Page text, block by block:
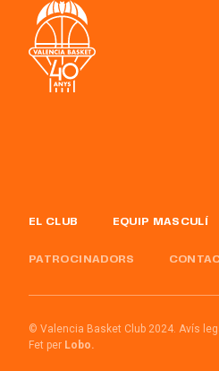
EL CLUB EQUIP MASCULÍ
PATROCINADORS
© Valencia Basket Club 2024. Avís
Fet per Lobo.